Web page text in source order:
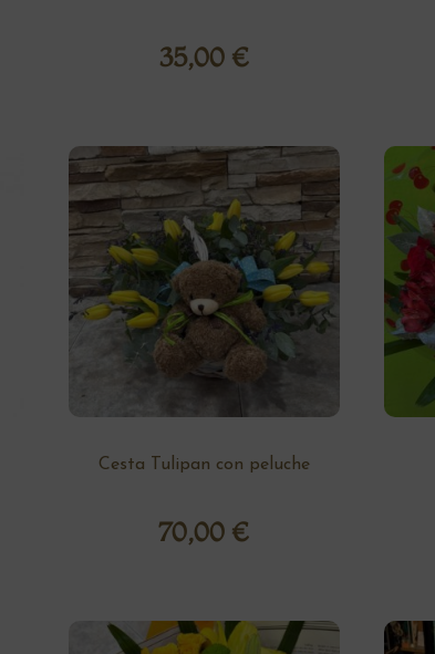
35,00 €
Cesta Tulipan con peluche
70,00 €